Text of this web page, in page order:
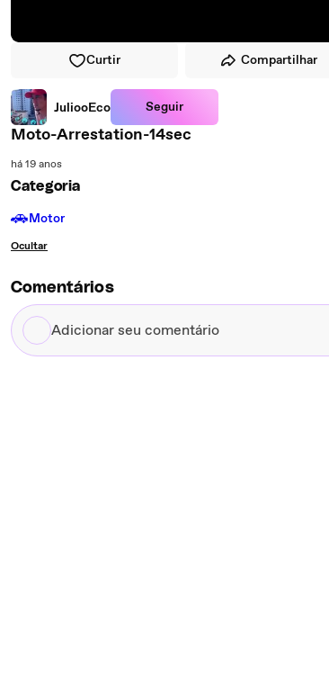
Curtir Compartilhar
JuliooEco Seguir
Moto-Arrestation-14sec
há 19 anos
Categoria
🚗Motor
Ocultar
Comentários
Adicionar
seu